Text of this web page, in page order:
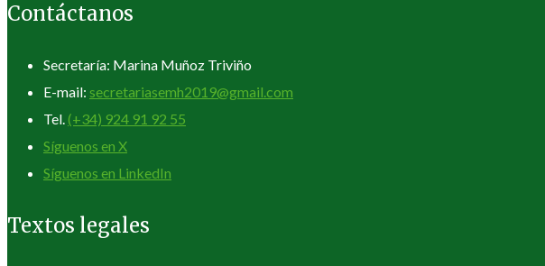
Contáctanos
Secretaría: Marina Muñoz Triviño
E-mail: secretariasemh2019@gmail.com
Tel. (+34) 924 91 92 55
Síguenos en X
Síguenos en LinkedIn
Textos legales